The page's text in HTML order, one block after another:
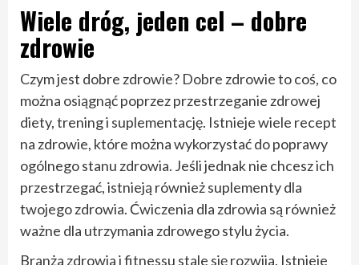
Wiele dróg, jeden cel – dobre
zdrowie
Czym jest dobre zdrowie? Dobre zdrowie to coś, co
można osiągnąć poprzez przestrzeganie zdrowej
diety, trening i suplementację. Istnieje wiele recept
na zdrowie, które można wykorzystać do poprawy
ogólnego stanu zdrowia. Jeśli jednak nie chcesz ich
przestrzegać, istnieją również suplementy dla
twojego zdrowia. Ćwiczenia dla zdrowia są również
ważne dla utrzymania zdrowego stylu życia.
Branża zdrowia i fitnessu stale się rozwija. Istnieje